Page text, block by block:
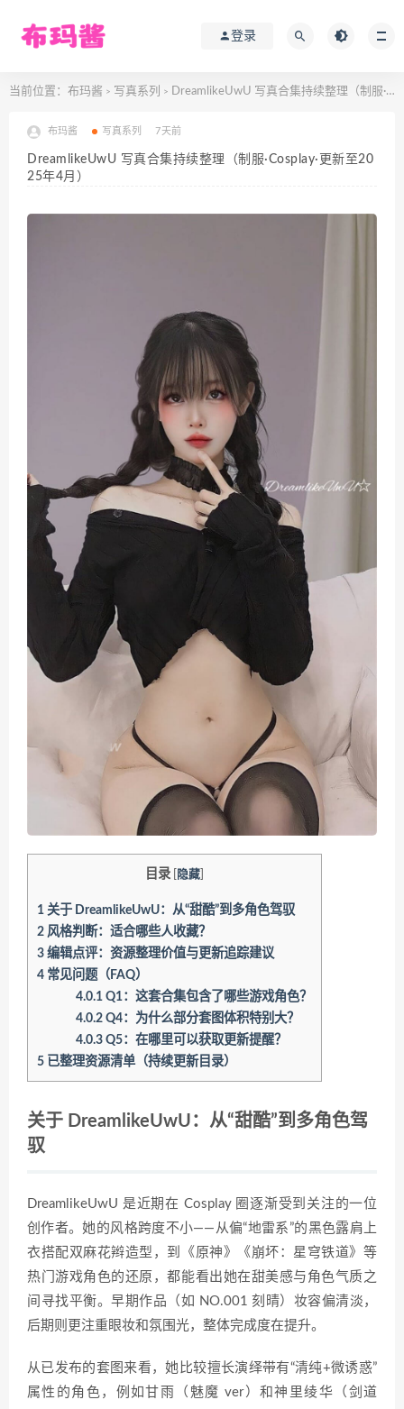
登录
当前位置： 布玛酱 > 写真系列 > DreamlikeUwU 写真合集持续整理（制服·Cosplay·更新至2025年4月）
布玛酱 写真系列 7天前
DreamlikeUwU 写真合集持续整理（制服·Cosplay·更新至20
25年4月）
目录 隐藏
1 关于 DreamlikeUwU：从“甜酷”到多角色驾驭
2 风格判断：适合哪些人收藏？
3 编辑点评：资源整理价值与更新追踪建议
4 常见问题（FAQ）
4.0.1 Q1：这套合集包含了哪些游戏角色？
4.0.2Q4：为什么部分套图体积特别大？
4.0.3Q5：在哪里可以获取更新提醒？
5 已整理资源清单（持续更新目录）
关于 DreamlikeUwU：从“甜酷”到多角色驾
驭
DreamlikeUwU 是近期在 Cosplay 圈逐渐受到关注的一位
创作者。她的风格跨度不小——从偏“地雷系”的黑色露肩上
衣搭配双麻花辫造型，到《原神》《崩坏：星穹铁道》等
热门游戏角色的还原，都能看出她在甜美感与角色气质之
间寻找平衡。早期作品（如 NO.001 刻晴）妆容偏清淡，
后期则更注重眼妆和氛围光，整体完成度在提升。
从已发布的套图来看，她比较擅长演绎带有“清纯+微诱惑”
属性的角色，例如甘雨（魅魔 ver）和神里绫华（剑道